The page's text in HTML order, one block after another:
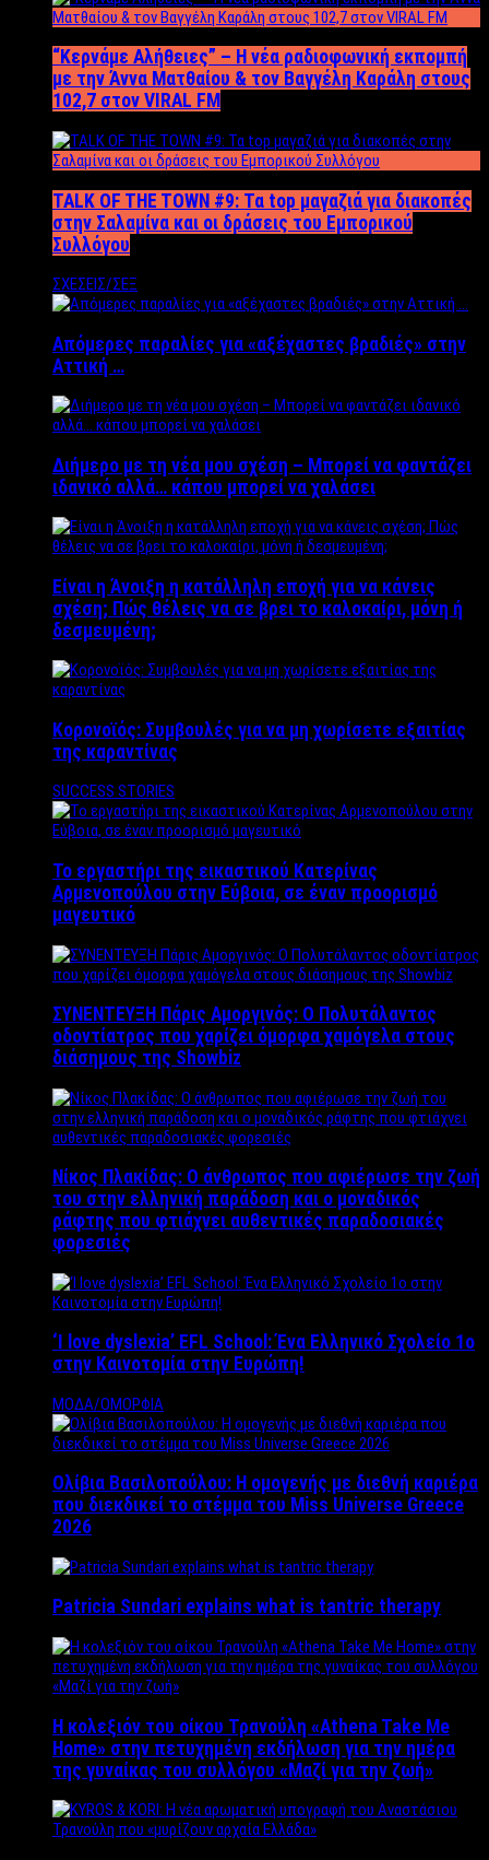
“Kερνάμε Αλήθειες” – Η νέα ραδιοφωνική εκπομπή
με την Άννα Ματθαίου & τον Βαγγέλη Καράλη στους
102,7 στον VIRAL FM
TALK OF THE TOWN #9: Τα top μαγαζιά για διακοπές
στην Σαλαμίνα και οι δράσεις του Εμπορικού
Συλλόγου
ΣΧΕΣΕΙΣ/ΣΕΞ
Απόμερες παραλίες για «αξέχαστες βραδιές» στην
Αττική …
Διήμερο με τη νέα μου σχέση – Μπορεί να φαντάζει
ιδανικό αλλά… κάπου μπορεί να χαλάσει
Είναι η Άνοιξη η κατάλληλη εποχή για να κάνεις
σχέση; Πώς θέλεις να σε βρει το καλοκαίρι, μόνη ή
δεσμευμένη;
Κορονοϊός: Συμβουλές για να μη χωρίσετε εξαιτίας
της καραντίνας
SUCCESS STORIES
Το εργαστήρι της εικαστικού Κατερίνας
Αρμενοπούλου στην Εύβοια, σε έναν προορισμό
μαγευτικό
ΣΥΝΕΝΤΕΥΞΗ Πάρις Αμοργινός: O Πολυτάλαντος
οδοντίατρος που χαρίζει όμορφα χαμόγελα στους
διάσημους της Showbiz
Νίκος Πλακίδας: O άνθρωπος που αφιέρωσε την ζωή
του στην ελληνική παράδοση και ο μοναδικός
ράφτης που φτιάχνει αυθεντικές παραδοσιακές
φορεσιές
‘Ι love dyslexia’ EFL School: Ένα Ελληνικό Σχολείo 1ο
στην Καινοτομία στην Ευρώπη!
ΜΟΔΑ/ΟΜΟΡΦΙΑ
Ολίβια Βασιλοπούλου: Η ομογενής με διεθνή καριέρα
που διεκδικεί το στέμμα του Miss Universe Greece
2026
Patricia Sundari explains what is tantric therapy
Η κολεξιόν του οίκου Τρανούλη «Athena Take Me
Home» στην πετυχημένη εκδήλωση για την ημέρα
της γυναίκας του συλλόγου «Μαζί για την ζωή»